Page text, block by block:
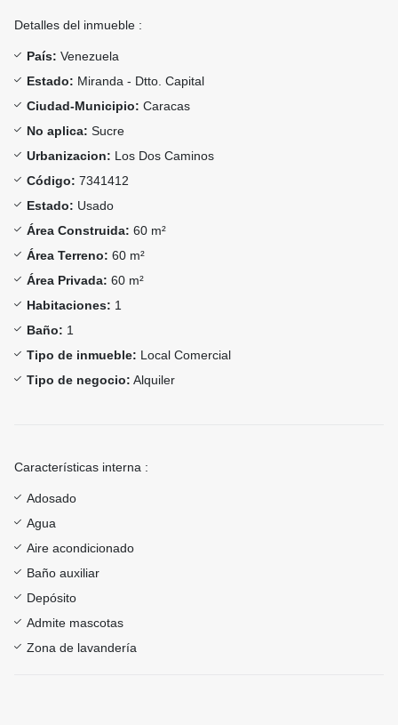
Detalles del inmueble :
País: Venezuela
Estado: Miranda - Dtto. Capital
Ciudad-Municipio: Caracas
No aplica: Sucre
Urbanizacion: Los Dos Caminos
Código: 7341412
Estado: Usado
Área Construida: 60 m²
Área Terreno: 60 m²
Área Privada: 60 m²
Habitaciones: 1
Baño: 1
Tipo de inmueble: Local Comercial
Tipo de negocio: Alquiler
Características interna :
Adosado
Agua
Aire acondicionado
Baño auxiliar
Depósito
Admite mascotas
Zona de lavandería